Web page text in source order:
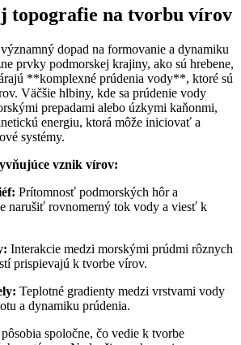
topografie na tvorbu vírov
dopad na formovanie a dynamiku
prvky podmorskej krajiny, ako sú hrebene,
**komplexné prúdenia vody**, ktoré sú
Väčšie hlbiny, kde sa prúdenie vody
prepadami alebo úzkymi kaňonmi,
energiu, ktorá môže iniciovať a
systémy.
vznik vírov:
Prítomnosť podmorských hôr a
narušiť rovnomerný tok vody a viesť k
Interakcie medzi morskými prúdmi rôznych
prispievajú k tvorbe vírov.
Teplotné gradienty medzi vrstvami vody
a dynamiku prúdenia.
spoločne, čo vedie k tvorbe